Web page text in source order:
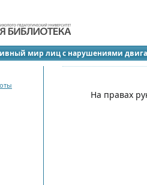
мир лиц с нарушениями
На правах